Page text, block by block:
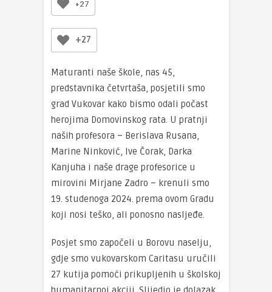
+27
+27
Maturanti naše škole, nas 45,
predstavnika četvrtaša, posjetili smo
grad Vukovar kako bismo odali počast
herojima Domovinskog rata. U pratnji
naših profesora – Berislava Rusana,
Marine Ninković, Ive Čorak, Darka
Kanjuha i naše drage profesorice u
mirovini Mirjane Zadro – krenuli smo
19. studenoga 2024. prema ovom Gradu
koji nosi teško, ali ponosno nasljeđe.
Posjet smo započeli u Borovu naselju,
gdje smo vukovarskom Caritasu uručili
27 kutija pomoći prikupljenih u školskoj